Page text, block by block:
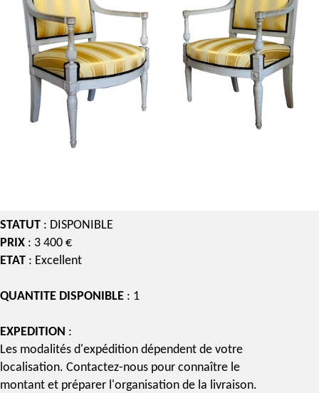
STATUT : DISPONIBLE
PRIX : 3 400 €
ETAT : Excellent
QUANTITE DISPONIBLE : 1
EXPEDITION :
Les modalités d'expédition dépendent de votre
localisation. Contactez-nous pour connaître le
montant et préparer l'organisation de la livraison.